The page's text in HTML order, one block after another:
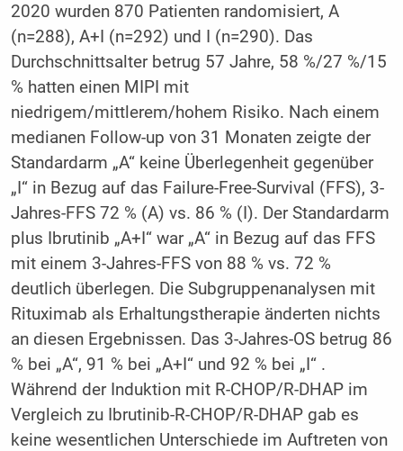
2020 wurden 870 Patienten randomisiert, A
(n=288), A+I (n=292) und I (n=290). Das
Durchschnittsalter betrug 57 Jahre, 58 %/27 %/15
% hatten einen MIPI mit
niedrigem/mittlerem/hohem Risiko. Nach einem
medianen Follow-up von 31 Monaten zeigte der
Standardarm „A“ keine Überlegenheit gegenüber
„I“ in Bezug auf das Failure-Free-Survival (FFS), 3-
Jahres-FFS 72 % (A) vs. 86 % (I). Der Standardarm
plus Ibrutinib „A+I“ war „A“ in Bezug auf das FFS
mit einem 3-Jahres-FFS von 88 % vs. 72 %
deutlich überlegen. Die Subgruppenanalysen mit
Rituximab als Erhaltungstherapie änderten nichts
an diesen Ergebnissen. Das 3-Jahres-OS betrug 86
% bei „A“, 91 % bei „A+I“ und 92 % bei „I“ .
Während der Induktion mit R-CHOP/R-DHAP im
Vergleich zu Ibrutinib-R-CHOP/R-DHAP gab es
keine wesentlichen Unterschiede im Auftreten von